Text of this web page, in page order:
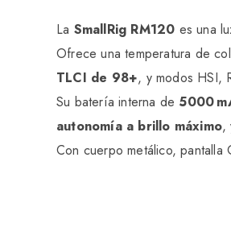
La SmallRig RM120 es una
Ofrece una temperatura de
TLCI de 98+, y modos HSI,
Su batería interna de 5000
autonomía a brillo máximo,
Con cuerpo metálico,